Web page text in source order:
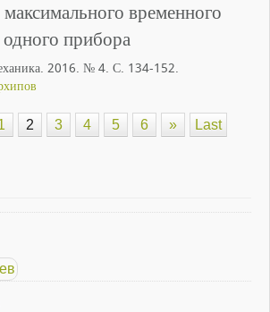
временного
прибора
2016. № 4. С. 134-152.
2 3 4 5 6 » Last